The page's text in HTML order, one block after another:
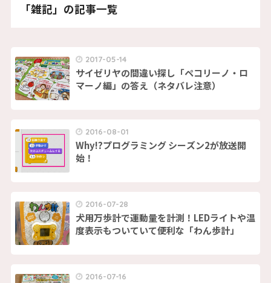
「雑記」の記事一覧
2017-05-14
サイゼリヤの間違い探し「ペコリーノ・ロ
マーノ編」の答え（ネタバレ注意）
2016-08-01
Why!?プログラミング シーズン2が放送開
始！
2016-07-28
犬用万歩計で運動量を計測！LEDライトや温
度表示もついていて便利な「わん歩計」
2016-07-16